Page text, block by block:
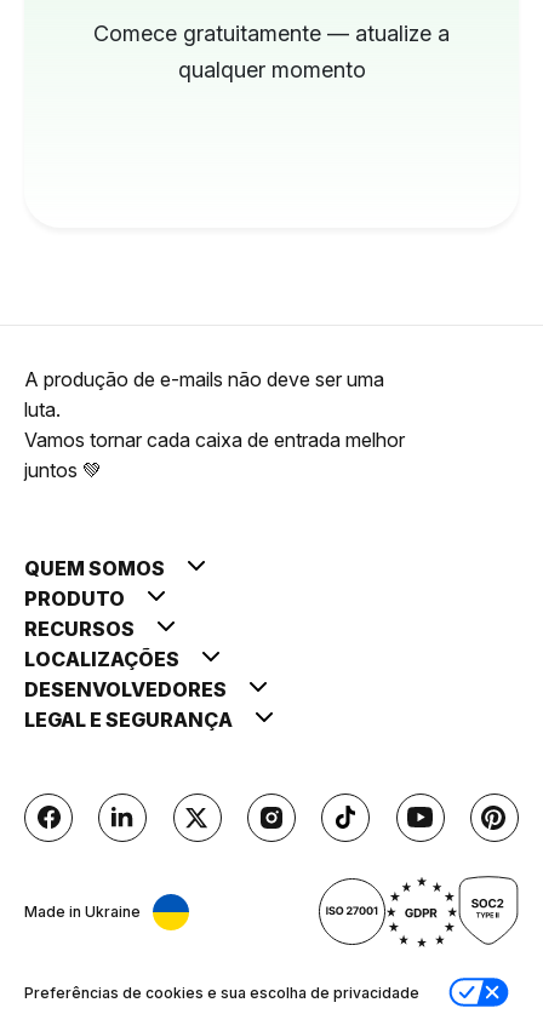
Comece gratuitamente — atualize a
qualquer momento
A produção de e-mails não deve ser uma
luta.
Vamos tornar cada caixa de entrada melhor
juntos 💚
QUEM SOMOS
PRODUTO
RECURSOS
LOCALIZAÇÕES
DESENVOLVEDORES
LEGAL E SEGURANÇA
Made in Ukraine
Preferências de cookies e sua escolha de privacidade